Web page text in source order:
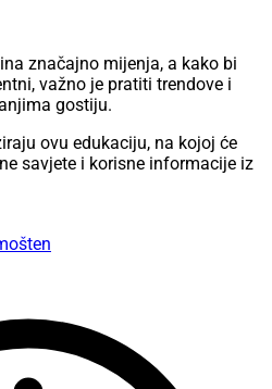
značajno mijenja, a kako bi
važno je pratiti trendove i
gostiju.
ovu edukaciju, na kojoj će
savjete i korisne informacije iz